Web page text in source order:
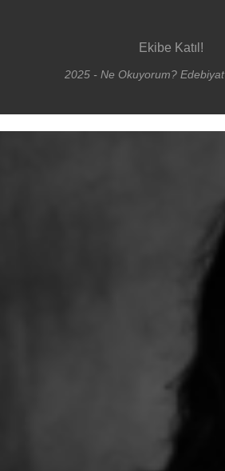
Ekibe Katıl!
2025 - Ne Okuyorum? Edebiyat